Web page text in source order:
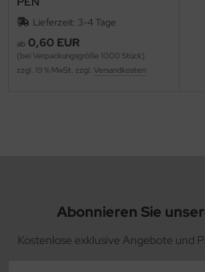
Lieferzeit: 3-4 Tage
ab 0,60 EUR
(bei Verpackungsgröße 1000 Stück)
zzgl. 19 % MwSt. zzgl. Versandkosten
Abonnieren Sie
Kostenlose exklusive Angebote und